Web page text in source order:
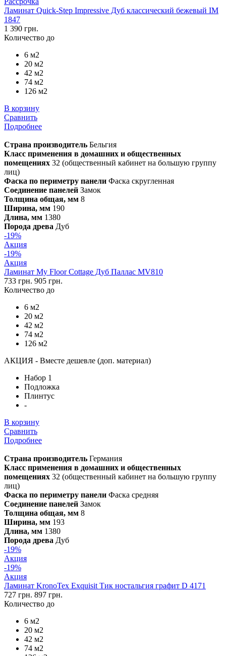
Ламинат Quick-Step Impressive Дуб классический бежевый IM
1847
1 390 грн.
Количество до
6 м2
20 м2
42 м2
74 м2
126 м2
В корзину
Сравнить
Подробнее
Страна производитель Бельгия
Класс применения в домашних и общественных
помещениях 32 (общественный кабинет на большую группу
лиц)
Фаска по периметру панели Фаска скругленная
Соединение панелей Замок
Толщина общая, мм 8
Ширина, мм 190
Длина, мм 1380
Порода древа Дуб
-19%
Акция
-19%
Акция
Ламинат My Floor Cottage Дуб Паллас MV810
733 грн. 905 грн.
Количество до
6 м2
20 м2
42 м2
74 м2
126 м2
АКЦИЯ - Вместе дешевле (доп. материал)
Набор 1
Подложка
Плинтус
-
В корзину
Сравнить
Подробнее
Страна производитель Германия
Класс применения в домашних и общественных
помещениях 32 (общественный кабинет на большую группу
лиц)
Фаска по периметру панели Фаска средняя
Соединение панелей Замок
Толщина общая, мм 8
Ширина, мм 193
Длина, мм 1380
Порода древа Дуб
-19%
Акция
-19%
Акция
Ламинат KronoTex Exquisit Тик ностальгия графит D 4171
727 грн. 897 грн.
Количество до
6 м2
20 м2
42 м2
74 м2